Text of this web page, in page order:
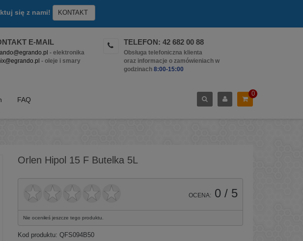
się z nami! KONTAKT
E-MAIL
- elektronika
- oleje i smary
TELEFON: 42 682 00 88
Obsługa telefoniczna klienta
oraz informacje o zamówieniach w
godzinach 8:00-15:00
FAQ
0
Orlen Hipol 15 F Butelka 5L
OCENA: 0/ 5
Nie oceniłeś jeszcze tego produktu.
Kod produktu: QFS094B50